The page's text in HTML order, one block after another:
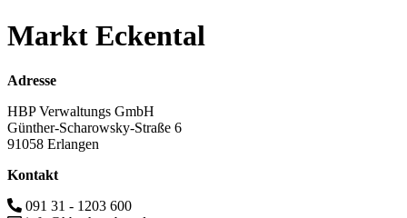
Markt Eckental
Adresse
HBP Verwaltungs GmbH
Günther-Scharowsky-Straße 6
91058 Erlangen
Kontakt
091 31 - 1203 600